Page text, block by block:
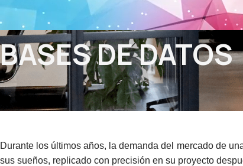
BASES DE DATOS
Durante los últimos años, la demanda del mercado de
sus sueños, replicado con precisión en su proyecto